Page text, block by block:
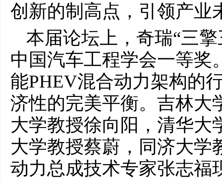
创新的制高点，引领产业
本届论坛上，奇瑞“三
中国汽车工程学会一等奖
能PHEV混合动力架构的
济性的完美平衡。吉林大
大学教授徐向阳，清华大
大学教授蔡蔚，同济大学
动力总成技术专家张志福